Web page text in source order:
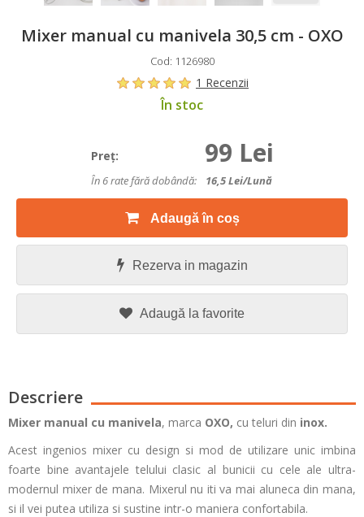
Mixer manual cu manivela 30,5 cm - OXO
Cod: 1126980
1 Recenzii
În stoc
Preţ: 99 Lei
În 6 rate fără dobândă: 16,5Lei/lună
Adaugă în coș
Rezerva in magazin
Adaugă la favorite
Descriere
Mixer manual cu manivela, marca OXO, cu teluri din inox.
Acest ingenios mixer cu design si mod de utilizare unic imbina
foarte bine avantajele telului clasic al bunicii cu cele ale ultra-
modernul mixer de mana. Mixerul nu iti va mai aluneca din mana,
si il vei putea utiliza si sustine intr-o maniera confortabila.